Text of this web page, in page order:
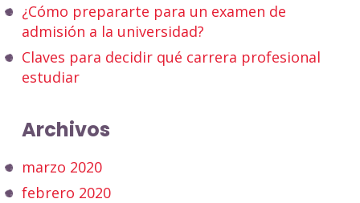
¿Cómo prepararte para un examen de
admisión a la universidad?
Claves para decidir qué carrera profesional
estudiar
Archivos
marzo 2020
febrero 2020